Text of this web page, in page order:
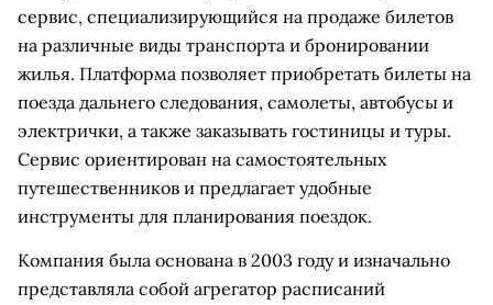
сервис, специализирующийся на продаже билетов
на различные виды транспорта и бронировании
жилья. Платформа позволяет приобретать билеты на
поезда дальнего следования, самолеты, автобусы и
электрички, а также заказывать гостиницы и туры.
Сервис ориентирован на самостоятельных
путешественников и предлагает удобные
инструменты для планирования поездок.
Компания была основана в 2003 году и изначально
представляла собой агрегатор расписаний